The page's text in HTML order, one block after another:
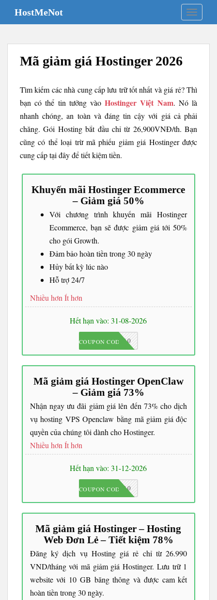
i
HostMeNot
Mã giảm giá Hostinger 2026
Tìm kiếm các nhà cung cấp lưu trữ tốt nhất và giá rẻ? Thì
bạn có thể tin tưởng vàoHostinger Việt Nam. Nó là
nhanh chóng, an toàn và đáng tin cậy với giá cả phải
chăng. Gói Hosting bắt đầu chỉ từ 26,900VNĐ/th. Bạn
cũng có thể loại trừ mã phiếu giảm giá Hostinger được
cung cấp tại đây để tiết kiệm tiền.
Khuyến mãi Hostinger Ecommerce
– Giảm giá 50%
Với chương trình khuyến mãi Hostinger
Ecommerce, bạn sẽ được giảm giá tới 50%
cho gói Growth.
Đảm bảo hoàn tiền trong 30 ngày
Hủy bất kỳ lúc nào
Hỗ trợ 24/7
Nhiều hơn Ít hơn
Hết hạn vào: 31-08-2026
JKC10
COUPON CODE
Mã giảm giá Hostinger OpenClaw
– Giảm giá 73%
Nhận ngay ưu đãi giảm giá lên đến 73% cho dịch
vụ hosting VPS Openclaw bằng mã giảm giá độc
quyền của chúng tôi dành cho Hostinger.
Nhiều hơn Ít hơn
Hết hạn vào: 31-12-2026
JKC10
COUPON CODE
Mã giảm giá Hostinger – Hosting
Web Đơn Lẻ – Tiết kiệm 78%
Đăng ký dịch vụ Hosting giá rẻ chỉ từ 26.990
VND/tháng với mã giảm giá Hostinger. Lưu trữ 1
website với 10 GB băng thông và được cam kết
hoàn tiền trong 30 ngày.